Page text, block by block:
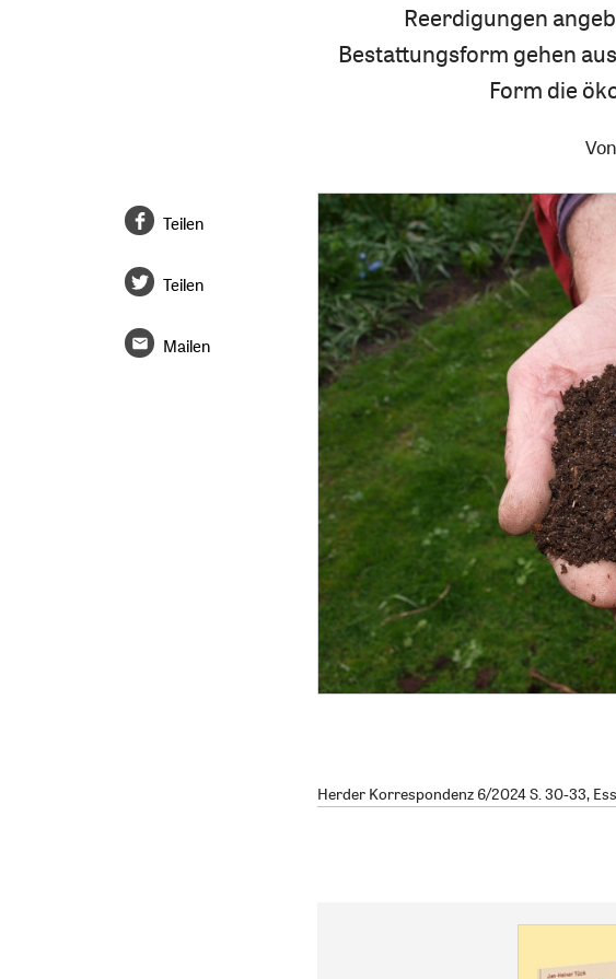
Reerdigungen
Bestattungsform gehen
Form die
Von
Herder Korrespondenz 6/2024 S. 30-33,
Teilen
Teilen
Mailen